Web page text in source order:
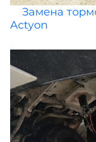
Замена
Actyon